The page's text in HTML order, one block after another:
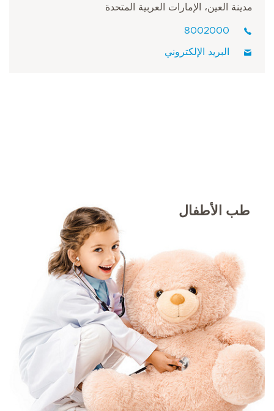
مدينة العين، الإمارات العربية المتحدة
8002000
البريد الإلكتروني
طب الأطفال